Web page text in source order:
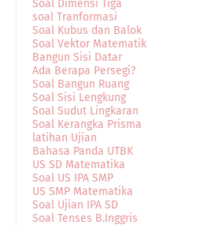
Soal Dimensi Tiga
soal Tranformasi
Soal Kubus dan Balok
Soal Vektor Matematik
Bangun Sisi Datar
Ada Berapa Persegi?
Soal Bangun Ruang
Soal Sisi Lengkung
Soal Sudut Lingkaran
Soal Kerangka Prisma
latihan Ujian
Bahasa Panda UTBK
US SD Matematika
Soal US IPA SMP
US SMP Matematika
Soal Ujian IPA SD
Soal Tenses B.Inggris